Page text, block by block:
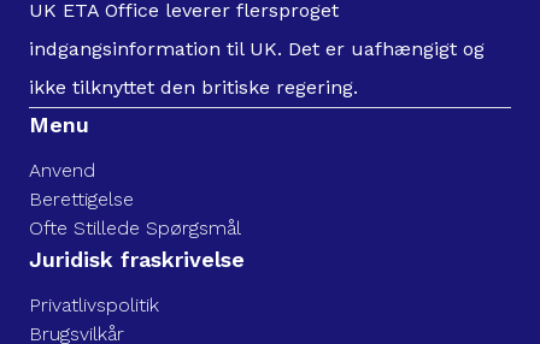
UK ETA Office leverer flersproget
indgangsinformation til UK. Det er uafhængigt og
ikke tilknyttet den britiske regering.
Menu
Anvend
Berettigelse
Ofte Stillede Spørgsmål
Juridisk fraskrivelse
Privatlivspolitik
Brugsvilkår